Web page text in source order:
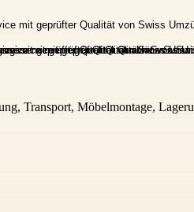
Transport, Möbelmontage,